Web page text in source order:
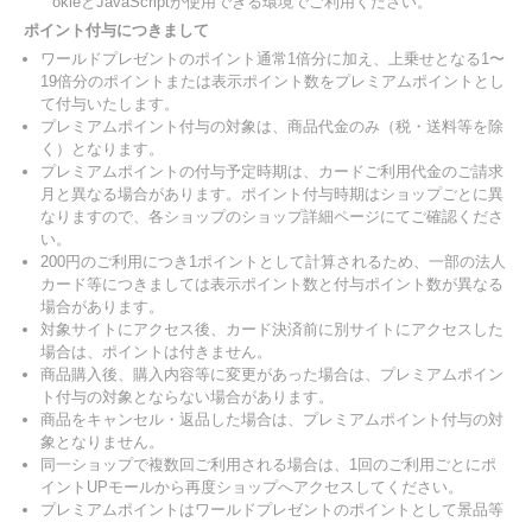
ポイント付与につきまして
ワールドプレゼントのポイント通常1倍分に加え、上乗せとなる1〜
19倍分のポイントまたは表示ポイント数をプレミアムポイントとし
て付与いたします。
プレミアムポイント付与の対象は、商品代金のみ（税・送料等を除
く）となります。
プレミアムポイントの付与予定時期は、カードご利用代金のご請求
月と異なる場合があります。ポイント付与時期はショップごとに異
なりますので、各ショップのショップ詳細ページにてご確認くださ
い。
200円のご利用につき1ポイントとして計算されるため、一部の法人
カード等につきましては表示ポイント数と付与ポイント数が異なる
場合があります。
対象サイトにアクセス後、カード決済前に別サイトにアクセスした
場合は、ポイントは付きません。
商品購入後、購入内容等に変更があった場合は、プレミアムポイン
ト付与の対象とならない場合があります。
商品をキャンセル・返品した場合は、プレミアムポイント付与の対
象となりません。
同一ショップで複数回ご利用される場合は、1回のご利用ごとにポ
イントUPモールから再度ショップへアクセスしてください。
プレミアムポイントはワールドプレゼントのポイントとして景品等